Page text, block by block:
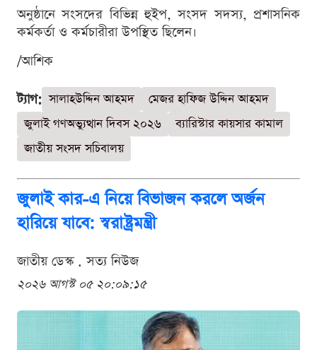
অনুষ্ঠানে সংসদের বিভিন্ন হুইপ, সংসদ সদস্য, প্রশাসনিক
কর্মকর্তা ও কর্মচারীরা উপস্থিত ছিলেন।
/আশিক
ট্যাগ: সালাহউদ্দিন আহমদ
মেজর হাফিজ উদ্দিন আহমদ
জুলাই গণঅভ্যুত্থান দিবস ২০২৬
ব্যারিস্টার কায়সার কামাল
জাতীয় সংসদ সচিবালয়
জুলাই কার-এ নিয়ে বিভাজন করলে অর্জন
হারিয়ে যাবে: স্বরাষ্ট্রমন্ত্রী
জাতীয় ডেস্ক . সত্য নিউজ
২০২৬ আগস্ট ০৫ ২০:০৯:১৫